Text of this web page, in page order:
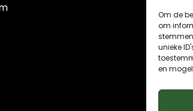
Om de
om
unieke
en